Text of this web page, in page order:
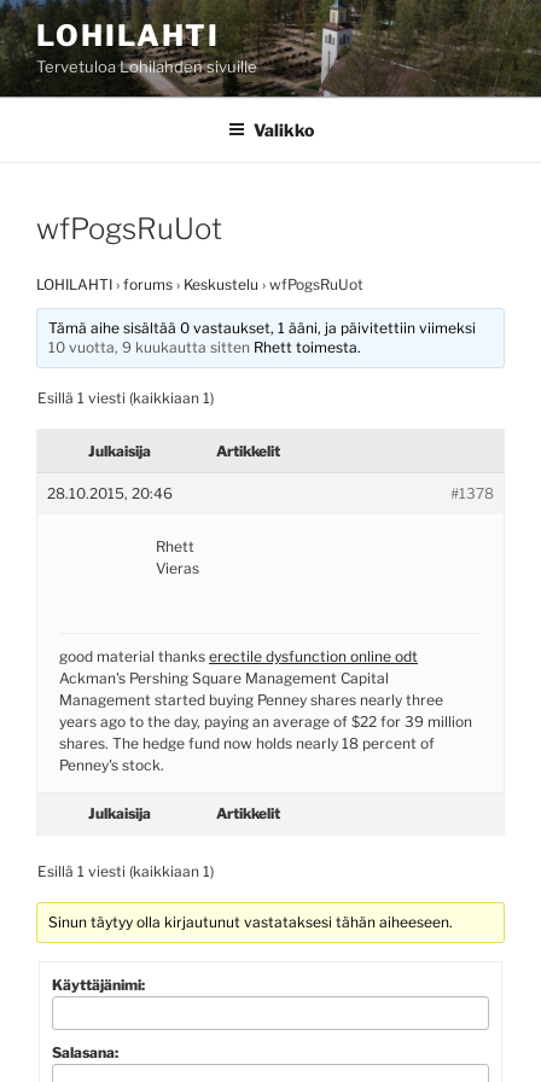
Siirry
sisältöönLOHILAHTI
Tervetuloa Lohilahden sivuille
Valikko
wfPogsRuUot
LOHILAHTI › forums › Keskustelu › wfPogsRuUot
Tämä aihe sisältää 0 vastaukset, 1 ääni, ja päivitettiin viimeksi
10 vuotta, 9 kuukautta sitten Rhett toimesta.
Esillä 1 viesti (kaikkiaan 1)
Julkaisija Artikkelit
28.10.2015, 20:46 #1378
Rhett
Vieras
good material thanks erectile dysfunction online odt
Ackman's Pershing Square Management Capital
Management started buying Penney shares nearly three
years ago to the day, paying an average of $22 for 39 million
shares. The hedge fund now holds nearly 18 percent of
Penney's stock.
Julkaisija Artikkelit
Esillä 1 viesti (kaikkiaan 1)
Sinun täytyy olla kirjautunut vastataksesi tähän aiheeseen.
Käyttäjänimi:
Salasana: